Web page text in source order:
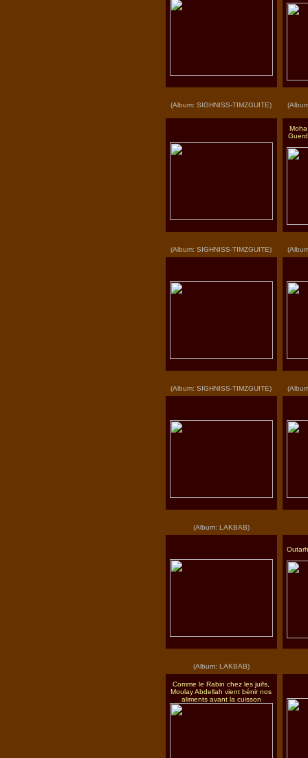
(Album: SIGHNISS-TIMZGUITE)
(Album: SIGHNISS-TIMZGUITE)
(Album: SIGHNISS-TIMZGUITE)
(Album: LAKBAB)
(Album: LAKBAB)
Comme le Rabin chez les juifs,
Moulay Abdellah vient bénir nos
aliments avant la cuisson